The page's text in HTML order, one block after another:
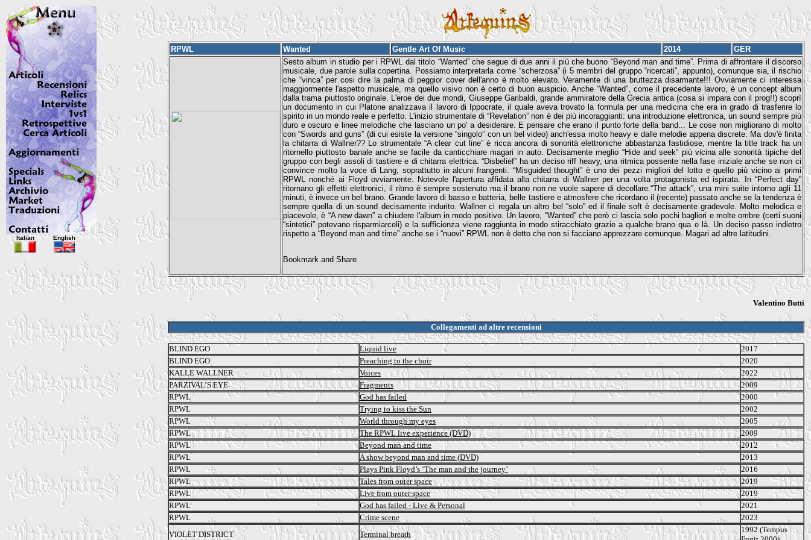
RPWL Wanted Gentle Art Of Music 2014
GER
Sesto album in studio per i RPWL dal titolo “Wanted” che segue di due anni il più che buono “Beyond man and time”. Prima di affrontare il discorso
musicale, due parole sulla copertina. Possiamo interpretarla come “scherzosa” (i 5 membri del gruppo “ricercati”, appunto), comunque sia, il rischio
che “vinca” per cosi dire la palma di peggior cover dell'anno è molto elevato. Veramente di una bruttezza disarmante!!! Ovviamente ci interessa
maggiormente l'aspetto musicale, ma quello visivo non è certo di buon auspicio. Anche “Wanted”, come il precedente lavoro, è un concept album
dalla trama piuttosto originale. L'eroe dei due mondi, Giuseppe Garibaldi, grande ammiratore della Grecia antica (cosa si impara con il prog!!) scoprì
un documento in cui Platone analizzava il lavoro di Ippocrate, il quale aveva trovato la formula per una medicina che era in grado di trasferire lo
spirito in un mondo reale e perfetto. L'inizio strumentale di “Revelation” non è dei più incoraggianti: una introduzione elettronica, un sound sempre più
duro e oscuro e linee melodiche che lasciano un po' a desiderare. E pensare che erano il punto forte della band... Le cose non migliorano di molto
con “Swords and guns” (di cui esiste la versione “singolo” con un bel video) anch'essa molto heavy e dalle melodie appena discrete. Ma dov'è finita
la chitarra di Wallner?? Lo strumentale “A clear cut line” è ricca ancora di sonorità elettroniche abbastanza fastidiose, mentre la title track ha un
ritornello piuttosto banale anche se facile da canticchiare magari in auto. Decisamente meglio “Hide and seek” più vicina alle sonorità tipiche del
gruppo con begli assoli di tastiere e di chitarra elettrica. “Disbelief” ha un deciso riff heavy, una ritmica possente nella fase iniziale anche se non ci
convince molto la voce di Lang, soprattutto in alcuni frangenti. “Misguided thought” è uno dei pezzi migliori del lotto e quello più vicino ai primi
RPWL nonché ai Floyd ovviamente. Notevole l'apertura affidata alla chitarra di Wallner per una volta protagonista ed ispirata. In “Perfect day”
ritornano gli effetti elettronici, il ritmo è sempre sostenuto ma il brano non ne vuole sapere di decollare.“The attack”, una mini suite intorno agli 11
minuti, è invece un bel brano. Grande lavoro di basso e batteria, belle tastiere e atmosfere che ricordano il (recente) passato anche se la tendenza è
sempre quella di un sound decisamente indurito. Wallner ci regala un altro bel “solo” ed il finale soft è decisamente gradevole. Molto melodica e
piacevole, è “A new dawn” a chiudere l'album in modo positivo. Un lavoro, “Wanted” che però ci lascia solo pochi bagliori e molte ombre (certi suoni
“sintetici” potevano risparmiarceli) e la sufficienza viene raggiunta in modo stiracchiato grazie a qualche brano qua e là. Un deciso passo indietro
rispetto a “Beyond man and time” anche se i “nuovi” RPWL non è detto che non si facciano apprezzare comunque. Magari ad altre latitudini.
Valentino Butti
Collegamenti ad altre recensioni
BLIND EGO Liquid live
2017
BLIND EGO
Preaching to the choir
2020
KALLE WALLNER
Voices
2022
PARZIVAL’S EYE
Fragments
2009
RPWL
God has failed
2000
RPWL
Trying to kiss the Sun
2002
RPWL
World through my eyes
2005
RPWL
The RPWL live experience (DVD)
2009
RPWL
Beyond man and time
2012
RPWL
A show beyond man and time (DVD)
2013
RPWL
Plays Pink Floyd’s ‘The man and the journey’
2016
RPWL
Tales from outer space
2019
RPWL
Live from outer space
2019
RPWL
God has failed - Live & Personal
2021
RPWL
Crime scene
2023
VIOLET DISTRICT
Terminal breath
1992 (Tempus
Italian English